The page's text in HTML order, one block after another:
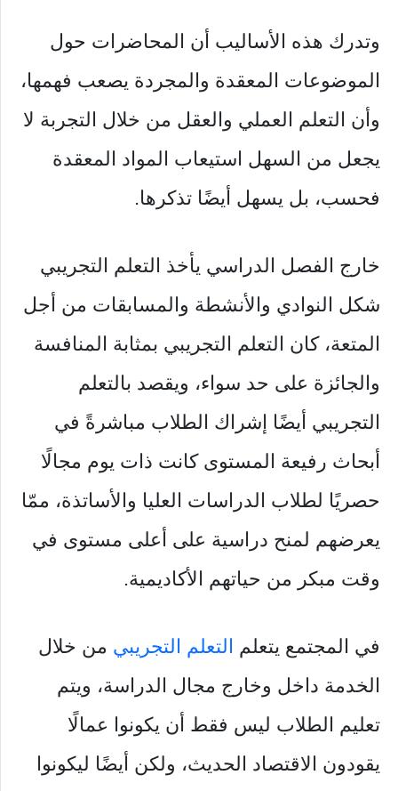
وتدرك هذه الأساليب أن المحاضرات حول
الموضوعات المعقدة والمجردة يصعب فهمها،
وأن التعلم العملي والعقل من خلال التجربة لا
يجعل من السهل استيعاب المواد المعقدة
فحسب، بل يسهل أيضًا تذكرها.
خارج الفصل الدراسي يأخذ التعلم التجريبي
شكل النوادي والأنشطة والمسابقات من أجل
المتعة، كان التعلم التجريبي بمثابة المنافسة
والجائزة على حد سواء، ويقصد بالتعلم
التجريبي أيضًا إشراك الطلاب مباشرةً في
أبحاث رفيعة المستوى كانت ذات يوم مجالًا
حصريًا لطلاب الدراسات العليا والأساتذة، ممّا
يعرضهم لمنح دراسية على أعلى مستوى في
وقت مبكر من حياتهم الأكاديمية.
في المجتمع يتعلم التعلم التجريبي من خلال
الخدمة داخل وخارج مجال الدراسة، ويتم
تعليم الطلاب ليس فقط أن يكونوا عمالًا
يقودون الاقتصاد الحديث، ولكن أيضًا ليكونوا